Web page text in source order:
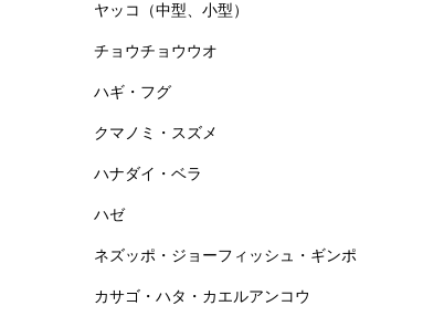
ヤッコ（中型、小型）
チョウチョウウオ
ハギ・フグ
クマノミ・スズメ
ハナダイ・ベラ
ハゼ
ネズッポ・ジョーフィッシュ・ギンポ
カサゴ・ハタ・カエルアンコウ